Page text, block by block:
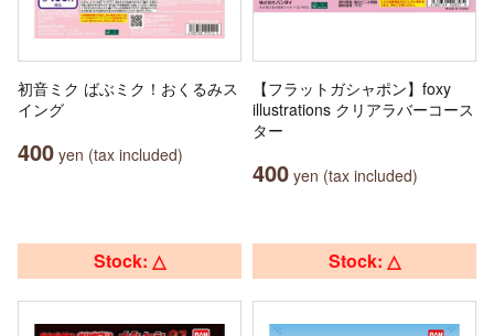
初音ミク ばぶミク！おくるみス
イング
400 yen (tax included)
【フラットガシャポン】foxy
illustrations クリアラバーコース
ター
400 yen (tax included)
Stock: △ Stock: △